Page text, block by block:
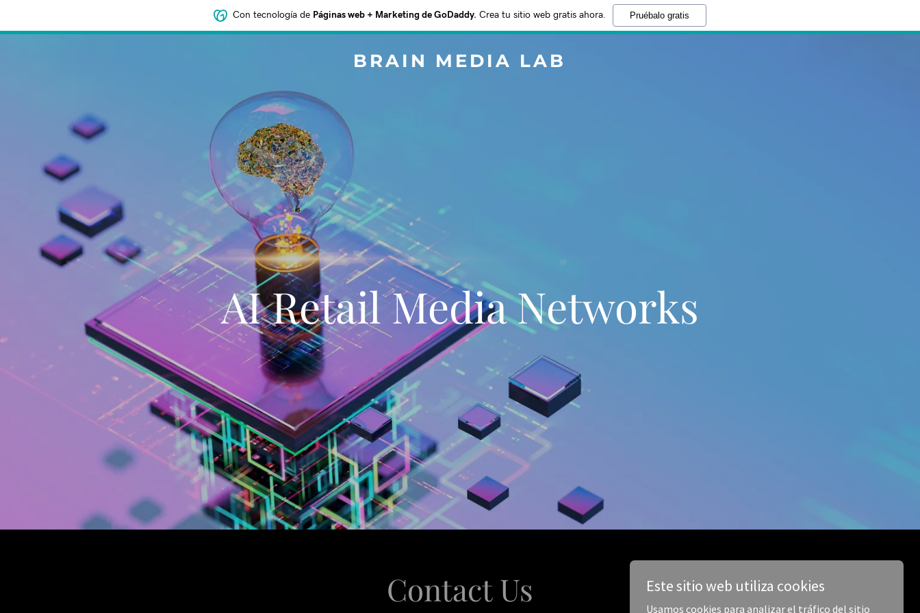
Con tecnología de Páginas web + Marketing de GoDaddy. Crea tu sitio web gratis ahora. Pruébalo gratis
BRAIN MEDIA LAB
AI Retail Media Networks
Contact Us Este sitio web utiliza cookies
Usamos cookies para analizar el tráfico del sitio